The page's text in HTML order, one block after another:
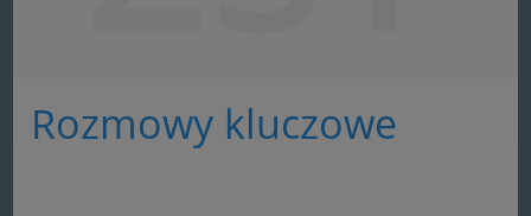
Rozmowy kluczowe